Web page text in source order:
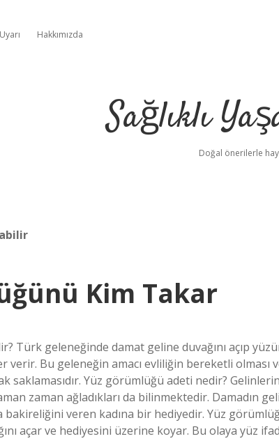
Hakkımızda
Sağlıklı
Doğal önerilerle
Kim Takar
Türk geleneğinde damat geline duvağını açıp
verir. Bu geleneğin amacı evliliğin bereketli olması
saklamasıdır. Yüz görümlüğü adeti nedir?
zaman ağladıkları da bilinmektedir. Damadın
bakireliğini veren kadına bir hediyedir. Yüz
açar ve hediyesini üzerine koyar. Bu olaya yüz